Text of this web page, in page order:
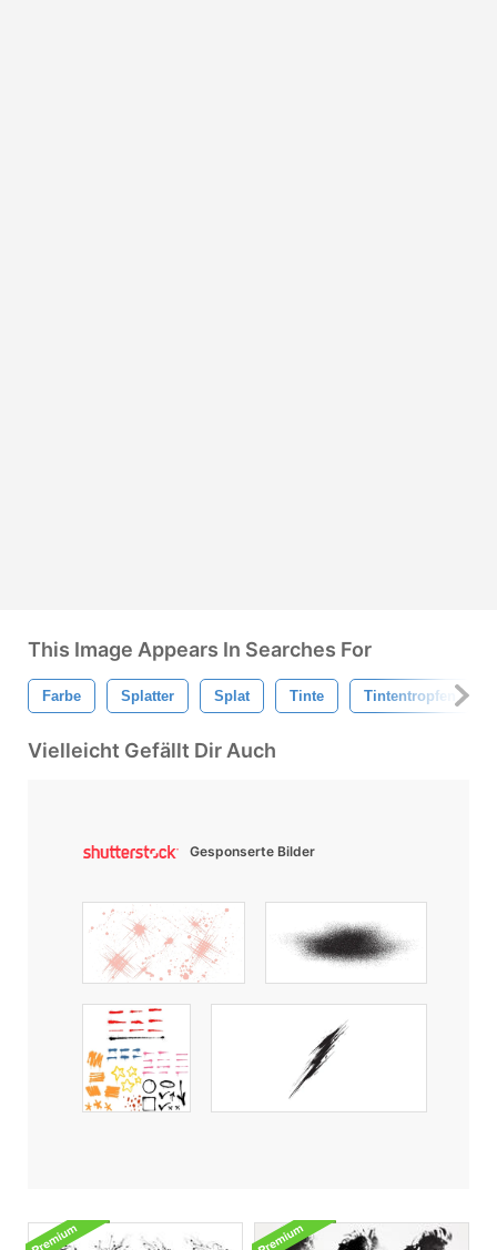
This Image Appears In Searches For
Farbe Splatter Splat Tinte Tintentropfen
Vielleicht Gefällt Dir Auch
Gesponserte Bilder